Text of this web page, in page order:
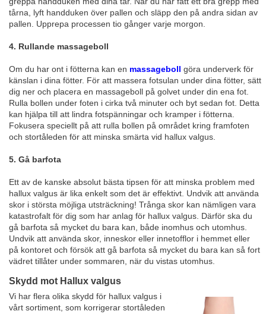
tårna, lyft handduken över pallen och släpp den på andra sidan av
pallen. Upprepa processen tio gånger varje morgon.
4. Rullande massageboll
Om du har ont i fötterna kan en massageboll
göra underverk för
känslan i dina fötter. För att massera fotsulan under dina fötter, sätt
dig ner och placera en massageboll på golvet under din ena fot.
Rulla bollen under foten i cirka två minuter och byt sedan fot. Detta
kan hjälpa till att lindra fotspänningar och kramper i fötterna.
Fokusera speciellt på att rulla bollen på området kring framfoten
och stortåleden för att minska smärta vid hallux valgus.
5. Gå barfota
Ett av de kanske absolut bästa tipsen för att minska problem med
hallux valgus är lika enkelt som det är effektivt. Undvik att använda
skor i största möjliga utsträckning! Trånga skor kan nämligen vara
katastrofalt för dig som har anlag för hallux valgus. Därför ska du
gå barfota så mycket du bara kan, både inomhus och utomhus.
Undvik att använda skor, inneskor eller innetofflor i hemmet eller
på kontoret och försök att gå barfota så mycket du bara kan så fort
vädret tillåter under sommaren, när du vistas utomhus.
Skydd mot Hallux valgus
Vi har flera olika skydd för hallux valgus i
vårt sortiment, som korrigerar stortåleden